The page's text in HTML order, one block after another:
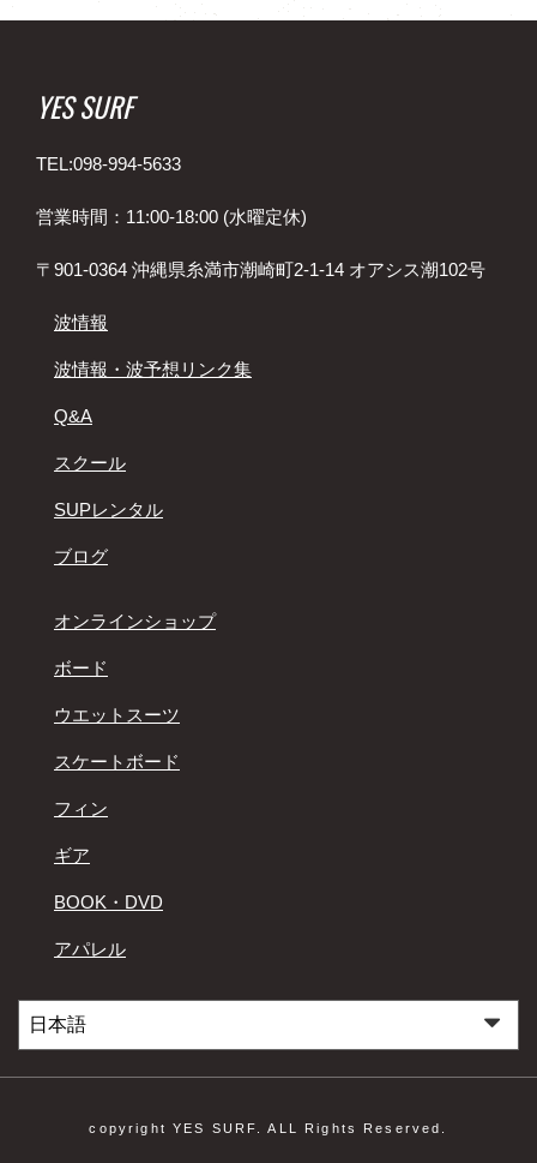
YES SURF
TEL:098-994-5633
営業時間：11:00-18:00 (水曜定休)
〒901-0364 沖縄県糸満市潮崎町2-1-14 オアシス潮102号
波情報
波情報・波予想リンク集
Q&A
スクール
SUPレンタル
ブログ
オンラインショップ
ボード
ウエットスーツ
スケートボード
フィン
ギア
BOOK・DVD
アパレル
copyright YES SURF. ALL Rights Reserved.